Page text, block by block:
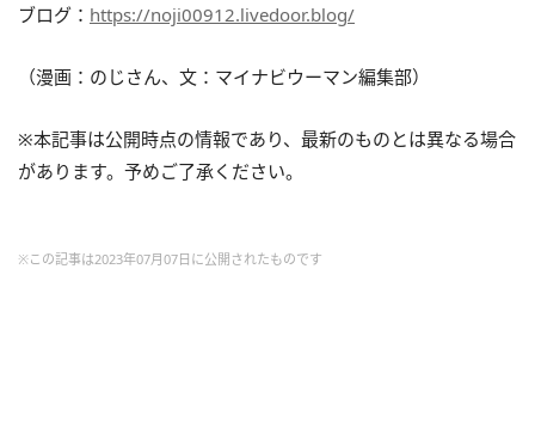
ブログ： https://noji00912.livedoor.blog/
（漫画：のじさん、文：マイナビウーマン編集部）
※本記事は公開時点の情報であり、最新のものとは異なる場合
があります。予めご了承ください。
※この記事は2023年07月07日に公開されたものです